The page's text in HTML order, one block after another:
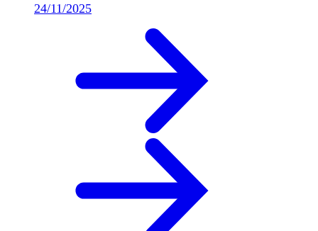
24/11/2025